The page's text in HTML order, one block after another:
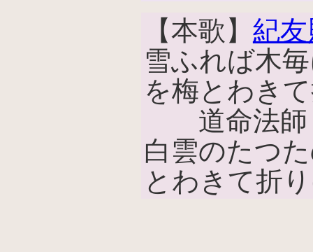
【本歌】 紀
雪ふれば木
を梅とわき
道命法師
白雲のたつ
とわきて折